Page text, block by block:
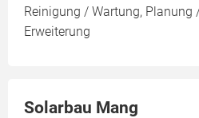
Reinigung / Wartung, Planung
Erweiterung
Solarbau Mang